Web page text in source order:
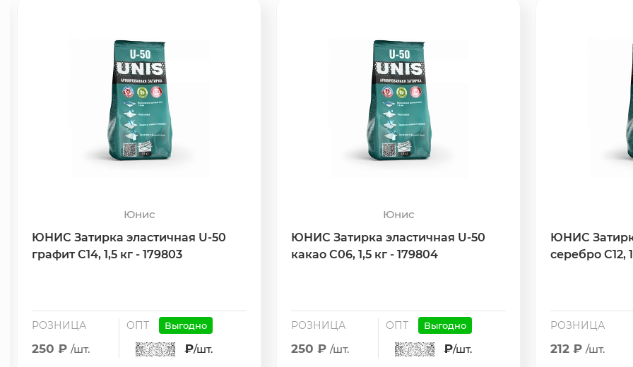
Юнис
ЮНИС Затирка эластичная U-50
графит С14, 1,5 кг - 179803
РОЗНИЦА
250 ₽ /шт.
ОПТ Выгодно
₽/шт.
Юнис
ЮНИС Затирка эластичная U-50
какао С06, 1,5 кг - 179804
РОЗНИЦА
250 ₽ /шт.
ОПТ Выгодно
₽/шт.
ЮНИС
серебро С12,
РОЗНИЦА
212 ₽ /шт.